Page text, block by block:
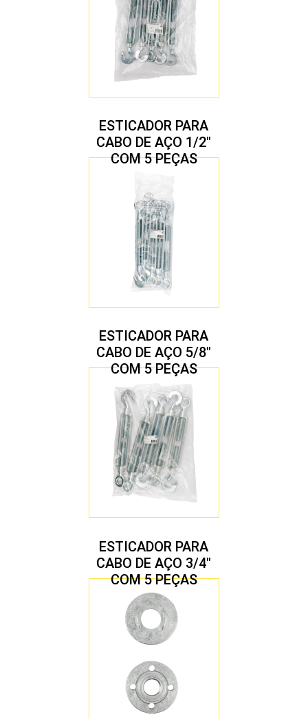
ESTICADOR PARA
CABO DE AÇO 1/2″
COM 5 PEÇAS
ESTICADOR PARA
CABO DE AÇO 5/8″
COM 5 PEÇAS
ESTICADOR PARA
CABO DE AÇO 3/4″
COM 5 PEÇAS